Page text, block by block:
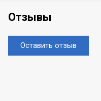
Отзывы
Оставить отзыв